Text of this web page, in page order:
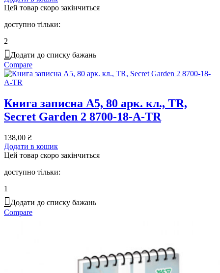
Цей товар скоро закінчиться
доступно тільки:
2
Додати до списку бажань
Compare
Книга записна A5, 80 арк. кл., TR,
Secret Garden 2 8700-18-A-TR
138,00 ₴
Додати в кошик
Цей товар скоро закінчиться
доступно тільки:
1
Додати до списку бажань
Compare